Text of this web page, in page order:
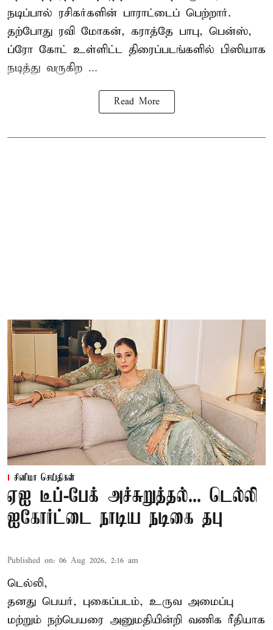
நடிப்பால் ரசிகர்களின் பாராட்டைப் பெற்றார்.
தற்போது ரவி மோகன், கராத்தே பாபு, பென்ஸ்,
ப்ரோ கோட் உள்ளிட்ட திரைப்படங்களில் பிஸியாக
நடித்து வருகிற ...
Read More
சினிமா செய்திகள்
ஏஐ டீப்-பேக் அச்சுறுத்தல்... டெல்லி
ஐகோர்ட்டை நாடிய நடிகை தபு
Published on: 06 Aug 2026, 2:16 am
டெல்லி,
தனது பெயர், புகைப்படம், உருவ அமைப்பு
மற்றும் நற்பெயரை அனுமதியின்றி வணிக ரீதியாக